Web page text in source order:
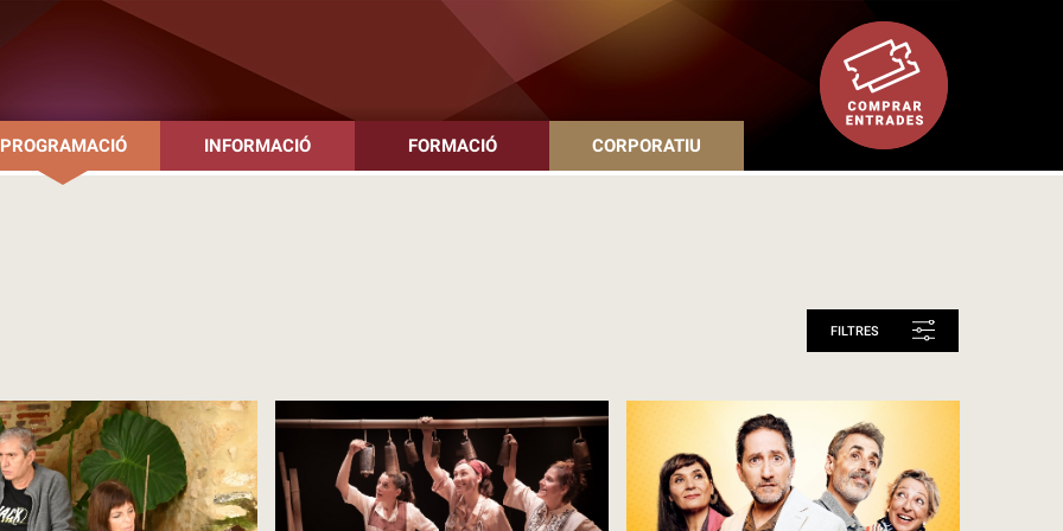
PROGRAMACIÓ INFORMACIÓ FORMACIÓ CORPORATIU
FILTRES